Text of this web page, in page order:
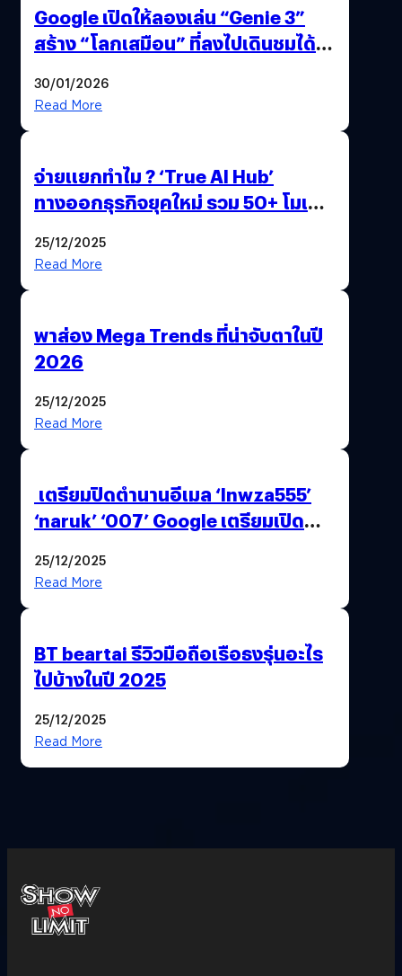
Google เปิดให้ลองเล่น “Genie 3”
สร้าง “โลกเสมือน” ที่ลงไปเดินชมได้
30/01/2026
Read More
จ่ายแยกทำไม ? ‘True AI Hub’
ทางออกธุรกิจยุคใหม่ รวม 50+ โมเดล
25/12/2025
Read More
พาส่อง Mega Trends ที่น่าจับตาในปี
2026
25/12/2025
Read More
เตรียมปิดตำนานอีเมล ‘lnwza555’
‘naruk’ ‘007’ Google เตรียมเปิด
25/12/2025
Read More
BT beartai รีวิวมือถือเรือธงรุ่นอะไร
ไปบ้างในปี 2025
25/12/2025
Read More